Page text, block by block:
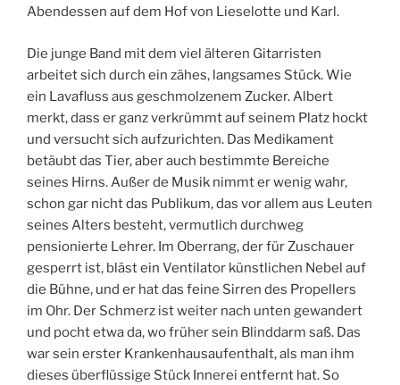
Abendessen auf dem Hof von Lieselotte und Karl.
Die junge Band mit dem viel älteren Gitarristen
arbeitet sich durch ein zähes, langsames Stück. Wie
ein Lavafluss aus geschmolzenem Zucker. Albert
merkt, dass er ganz verkrümmt auf seinem Platz hockt
und versucht sich aufzurichten. Das Medikament
betäubt das Tier, aber auch bestimmte Bereiche
seines Hirns. Außer de Musik nimmt er wenig wahr,
schon gar nicht das Publikum, das vor allem aus Leuten
seines Alters besteht, vermutlich durchweg
pensionierte Lehrer. Im Oberrang, der für Zuschauer
gesperrt ist, bläst ein Ventilator künstlichen Nebel auf
die Bühne, und er hat das feine Sirren des Propellers
im Ohr. Der Schmerz ist weiter nach unten gewandert
und pocht etwa da, wo früher sein Blinddarm saß. Das
war sein erster Krankenhausaufenthalt, als man ihm
dieses überflüssige Stück Innerei entfernt hat. So